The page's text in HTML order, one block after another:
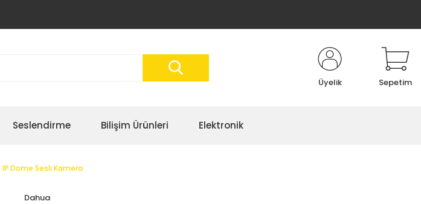
Üyelik Sepetim
Seslendirme Bilişim Ürünleri Elektronik
Dome Sesli Kamera
Dahua